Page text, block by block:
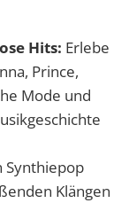
Hits: Erlebe
Prince,
Mode und
Synthiepop
Klängen